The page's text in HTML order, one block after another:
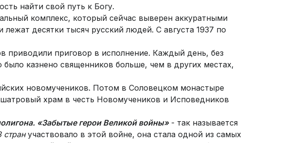
найти свой путь к Богу.
комплекс, который сейчас выверен аккуратными
десятки тысяч русский людей. С августа 1937 по
приводили приговор в исполнение. Каждый день, без
казнено священников больше, чем в других местах,
новомучеников. Потом в Соловецком монастыре
храм в честь Новомучеников и Исповедников
«Забытые герои Великой войны»- так называется
странучаствовало в этой войне, она стала одной из самых